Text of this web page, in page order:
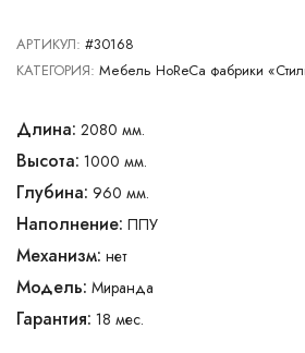
АРТИКУЛ: #30168
КАТЕГОРИЯ: Мебель HoReCa фабрики
Длина: 2080 мм.
Высота: 1000 мм.
Глубина: 960 мм.
Наполнение: ППУ
Механизм: нет
Модель: Миранда
Гарантия: 18 мес.